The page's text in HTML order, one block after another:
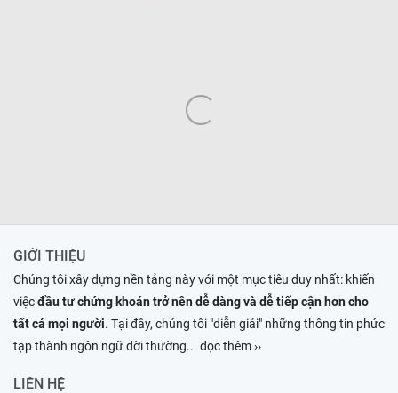
GIỚI THIỆU
Chúng tôi xây dựng nền tảng này với một mục tiêu duy nhất: khiến
việcđầu tư chứng khoán trở nên dễ dàng và dễ tiếp cận hơn cho
tất cả mọi người. Tại đây, chúng tôi "diễn giải" những thông tin phức
tạp thành ngôn ngữ đời thường... đọc thêm ››
LIÊN HỆ